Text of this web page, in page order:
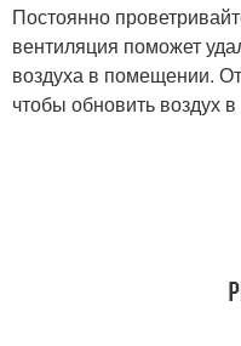
Постоянно
вентиляция поможет
воздуха в помещении.
чтобы обновить воздух